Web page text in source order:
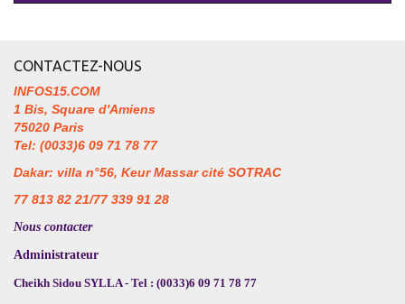
CONTACTEZ-NOUS
INFOS15.COM
1 Bis, Square d'Amiens
75020 Paris
Tel: (0033)6 09 71 78 77
Dakar: villa n°56, Keur Massar cité SOTRAC
77 813 82 21/77 339 91 28
Nous contacter
Administrateur
Cheikh Sidou SYLLA - Tel : (0033)6 09 71 78 77